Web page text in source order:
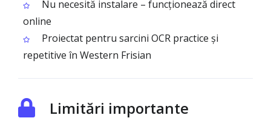
Nu necesită instalare – funcționează direct
online
Proiectat pentru sarcini OCR practice și
repetitive în Western Frisian
Limitări importante